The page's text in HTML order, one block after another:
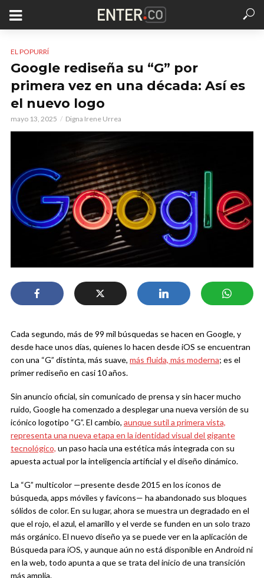
EL POPURRÍ
Google rediseña su “G” por
primera vez en una década: Así es
el nuevo logo
mayo 13, 2025 Digna Irene Urrea
Cada segundo, más de 99 mil búsquedas se hacen en Google, y
desde hace unos días, quienes lo hacen desde iOS se encuentran
con una “G” distinta, más suave, más fluida, más moderna; es el
primer rediseño en casi 10 años.
Sin anuncio oficial, sin comunicado de prensa y sin hacer mucho
ruido, Google ha comenzado a desplegar una nueva versión de su
icónico logotipo “G”. El cambio, aunque sutil a primera vista,
representa una nueva etapa en la identidad visual del gigante
tecnológico, un paso hacia una estética más integrada con su
apuesta actual por la inteligencia artificial y el diseño dinámico.
La “G” multicolor —presente desde 2015 en los íconos de
búsqueda, apps móviles y favicons— ha abandonado sus bloques
sólidos de color. En su lugar, ahora se muestra un degradado en el
que el rojo, el azul, el amarillo y el verde se funden en un solo trazo
más orgánico. El nuevo diseño ya se puede ver en la aplicación de
Búsqueda para iOS, y aunque aún no está disponible en Android ni
en la web, todo apunta a que se trata del inicio de una transición
más amplia.